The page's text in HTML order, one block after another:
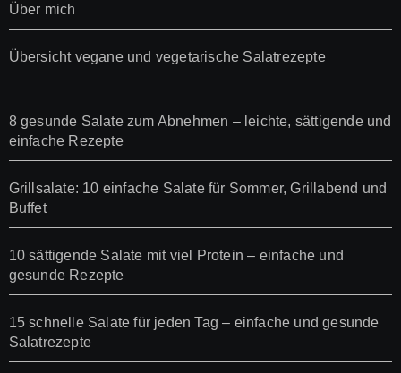
Über mich
Übersicht vegane und vegetarische Salatrezepte
8 gesunde Salate zum Abnehmen – leichte, sättigende und
einfache Rezepte
Grillsalate: 10 einfache Salate für Sommer, Grillabend und
Buffet
10 sättigende Salate mit viel Protein – einfache und
gesunde Rezepte
15 schnelle Salate für jeden Tag – einfache und gesunde
Salatrezepte